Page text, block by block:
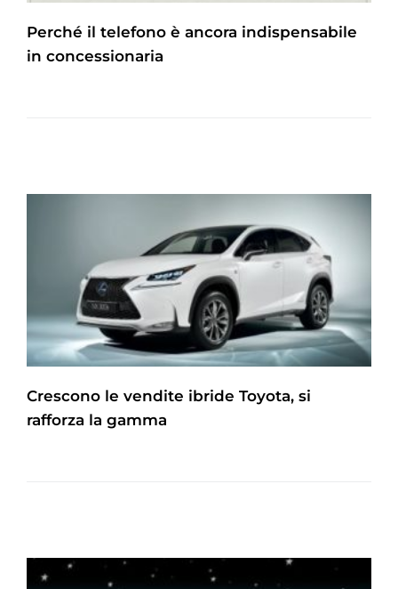
Perché il telefono è ancora indispensabile
in concessionaria
Crescono le vendite ibride Toyota, si
rafforza la gamma